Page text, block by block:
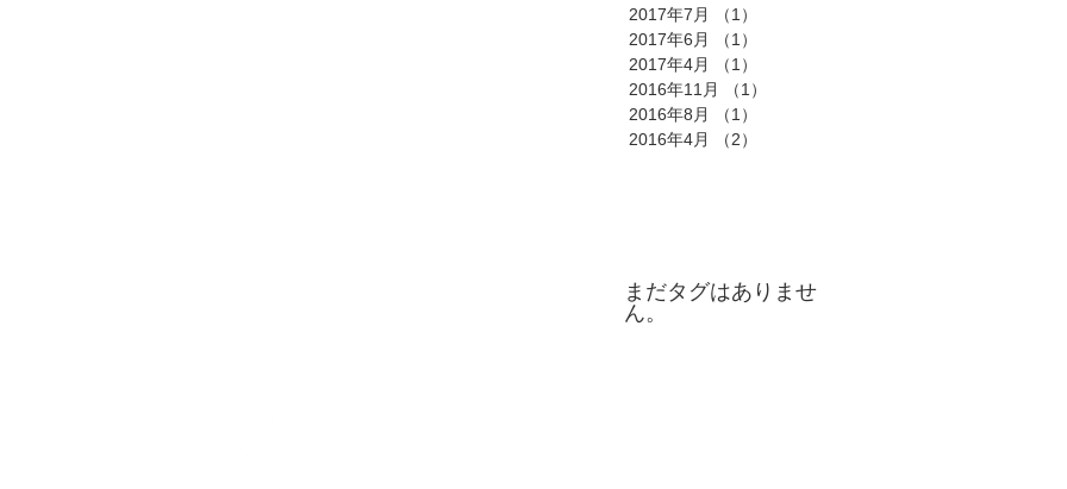
2017年7月
（1）
2017年6月
（1）
2017年4月
（1）
2016年11月
（1）
2016年8月
（1）
2016年4月
（2）
まだタグはありませ
ん。